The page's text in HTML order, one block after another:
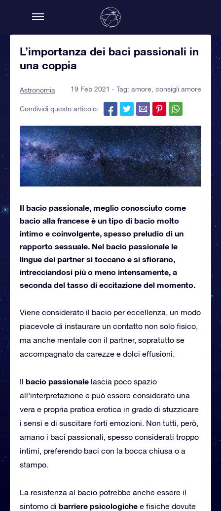
L’importanza dei baci passionali in
una coppia
Astronomia 19 Feb 2021 - Tag: amore consigli amore
Condividi questo articolo:
Il bacio passionale, meglio conosciuto come
bacio alla francese è un tipo di bacio molto
intimo e coinvolgente, spesso preludio di un
rapporto sessuale. Nel bacio passionale le
lingue dei partner si toccano e si sfiorano,
intrecciandosi più o meno intensamente, a
seconda del tasso di eccitazione del momento.
Viene considerato il bacio per eccellenza, un modo
piacevole di instaurare un contatto non solo fisico,
ma anche mentale con il partner, sopratutto se
accompagnato da carezze e dolci effusioni.
Il bacio passionale lascia poco spazio
all’interpretazione e può essere considerato una
vera e propria pratica erotica in grado di stuzzicare
i sensi e di suscitare forti emozioni. Non tutti, però,
amano i baci passionali, spesso considerati troppo
intimi, preferendo baci con la bocca chiusa o a
stampo.
La resistenza al bacio potrebbe anche essere il
sintomo di barriere psicologiche e fisiche dovute